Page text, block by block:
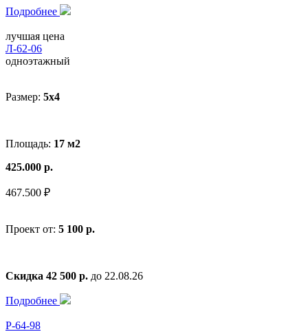
Подробнее
лучшая цена
Л-62-06
одноэтажный
Размер: 5x4
Площадь: 17 м2
425.000 р.
467.500 ₽
Проект от: 5 100 р.
Скидка 42 500 р. до 22.08.26
Подробнее
Р-64-98